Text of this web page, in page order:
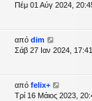
Πέμ 01 Αύγ 2024,
από dim
Σάβ 27 Ιαν 2024, 17:41
από felix+
Τρί 16 Μάιος 2023,